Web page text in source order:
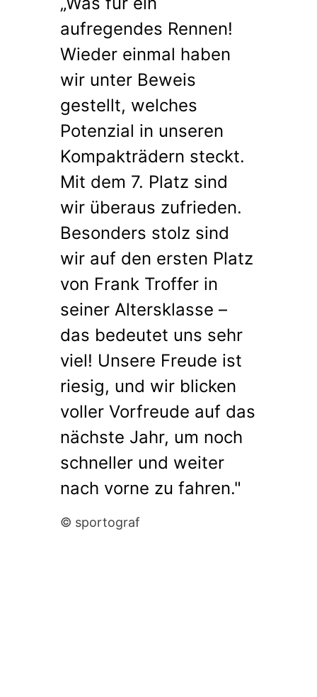
aufregendes Rennen!
Wieder einmal haben
wir unter Beweis
gestellt, welches
Potenzial in unseren
Kompakträdern steckt.
Mit dem 7. Platz sind
wir überaus zufrieden.
Besonders stolz sind
wir auf den ersten Platz
von Frank Troffer in
seiner Altersklasse –
das bedeutet uns sehr
viel! Unsere Freude ist
riesig, und wir blicken
voller Vorfreude auf das
nächste Jahr, um noch
schneller und weiter
nach vorne zu fahren."
© sportograf